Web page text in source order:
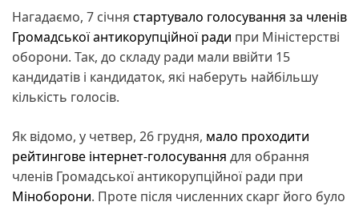
Нагадаємо, 7 січня стартувало голосування за членів
Громадської антикорупційної ради при Міністерстві
оборони. Так, до складу ради мали ввійти 15
кандидатів і кандидаток, які наберуть найбільшу
кількість голосів.
Як відомо, у четвер, 26 грудня, мало проходити
рейтингове інтернет-голосування для обрання
членів Громадської антикорупційної ради при
Міноборони. Проте після численних скарг його було